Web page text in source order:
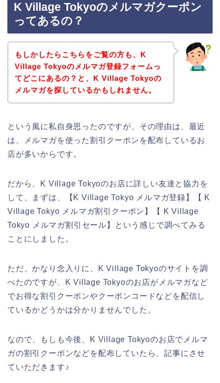
K Village Tokyoのメルマガクーポン
ってあるの？
もしかしたらこちらをご覧の方も、K
Village Tokyoのメルマガ登録フォームっ
てどこにあるの？と、K Village Tokyoの
メルマガを探しているかもしれません。
という風に私自身思ったのですが、その理由は、最近
は、メルマガを使った割引クーポンを配布しているお
店が多いからです。
だから、K Village Tokyoのお店に詳しい友達と協力を
して、まずは、【K Village Tokyo メルマガ登録】【 K
Village Tokyo メルマガ割引クーポン】【 K Village
Tokyo メルマガ割引セール】という感じで調べてみる
ことにしました。
ただ、かなり念入りに、K Village Tokyoのサイトを調
べたのですが、K Village Tokyoのお店がメルマガなど
でお得な割引クーポンやクーポンコードなどを配信し
ているかどうかは分かりませんでした。
なので、もしも今後、K Village Tokyoのお店でメルマ
ガの割引クーポンなどを配布していたら、記事にさせ
ていただきます♪